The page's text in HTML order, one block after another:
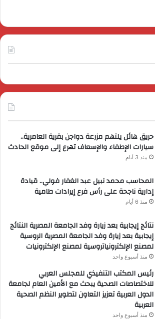
حريق هائل يلتهم مزرعة دواجن بقرية العامرية..
سيارات الإطفاء والإسعاف تهرع إلى موقع الحادث
منذ 3 أيام
المحاسب محمد نبيل عبد الغفار فولي.. قيادة
إدارية ناجحة على رأس فرع إيرادات طامية
منذ 6 أيام
نتائج إيجابية بعد زيارة وفد الجامعة المصرية النتائج
إيجابية بعد زيارة وفد الجامعة المصرية الروسية
لمصنع الإلكترونياتروسية لمصنع الإلكترونيات
منذ أسبوع واحد
رئيس المكتب التنفيذي للمجلس العربي
للاختصاصات الصحية يبحث مع الأمين العام لجامعة
الدول العربية تعزيز التعاون لتطوير النظم الصحية
العربية
منذ أسبوع واحد